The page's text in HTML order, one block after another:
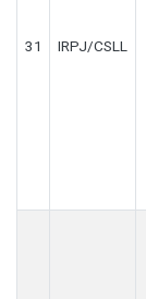
31 IRPJ/CSLL